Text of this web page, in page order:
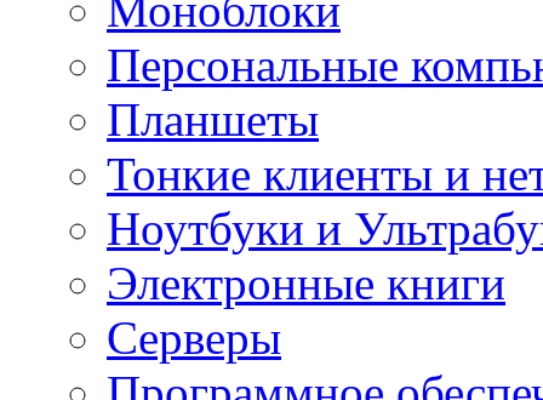
Моноблоки
Персональные
Планшеты
Тонкие клиенты и
Ноутбуки и
Электронные книги
Серверы